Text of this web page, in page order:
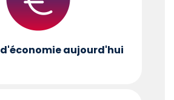
d'économie aujourd'hui